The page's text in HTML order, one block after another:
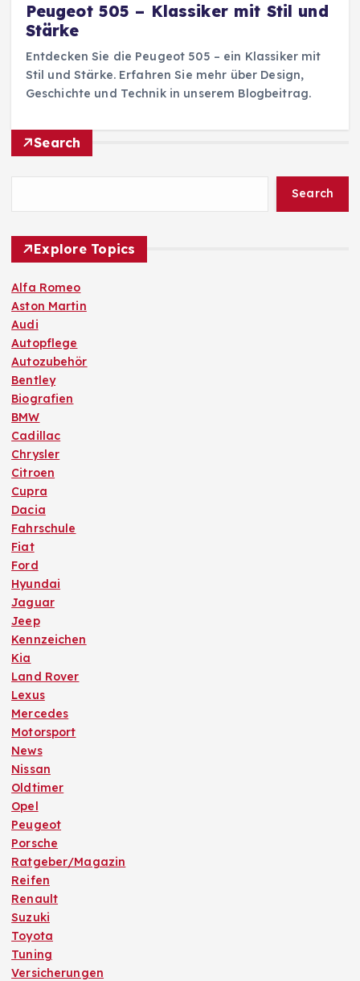
Peugeot 505 – Klassiker mit Stil und
Stärke
Entdecken Sie die Peugeot 505 – ein Klassiker mit
Stil und Stärke. Erfahren Sie mehr über Design,
Geschichte und Technik in unserem Blogbeitrag.
Search
Search
Explore Topics
Alfa Romeo
Aston Martin
Audi
Autopflege
Autozubehör
Bentley
Biografien
BMW
Cadillac
Chrysler
Citroen
Cupra
Dacia
Fahrschule
Fiat
Ford
Hyundai
Jaguar
Jeep
Kennzeichen
Kia
Land Rover
Lexus
Mercedes
Motorsport
News
Nissan
Oldtimer
Opel
Peugeot
Porsche
Ratgeber/Magazin
Reifen
Renault
Suzuki
Toyota
Tuning
Versicherungen